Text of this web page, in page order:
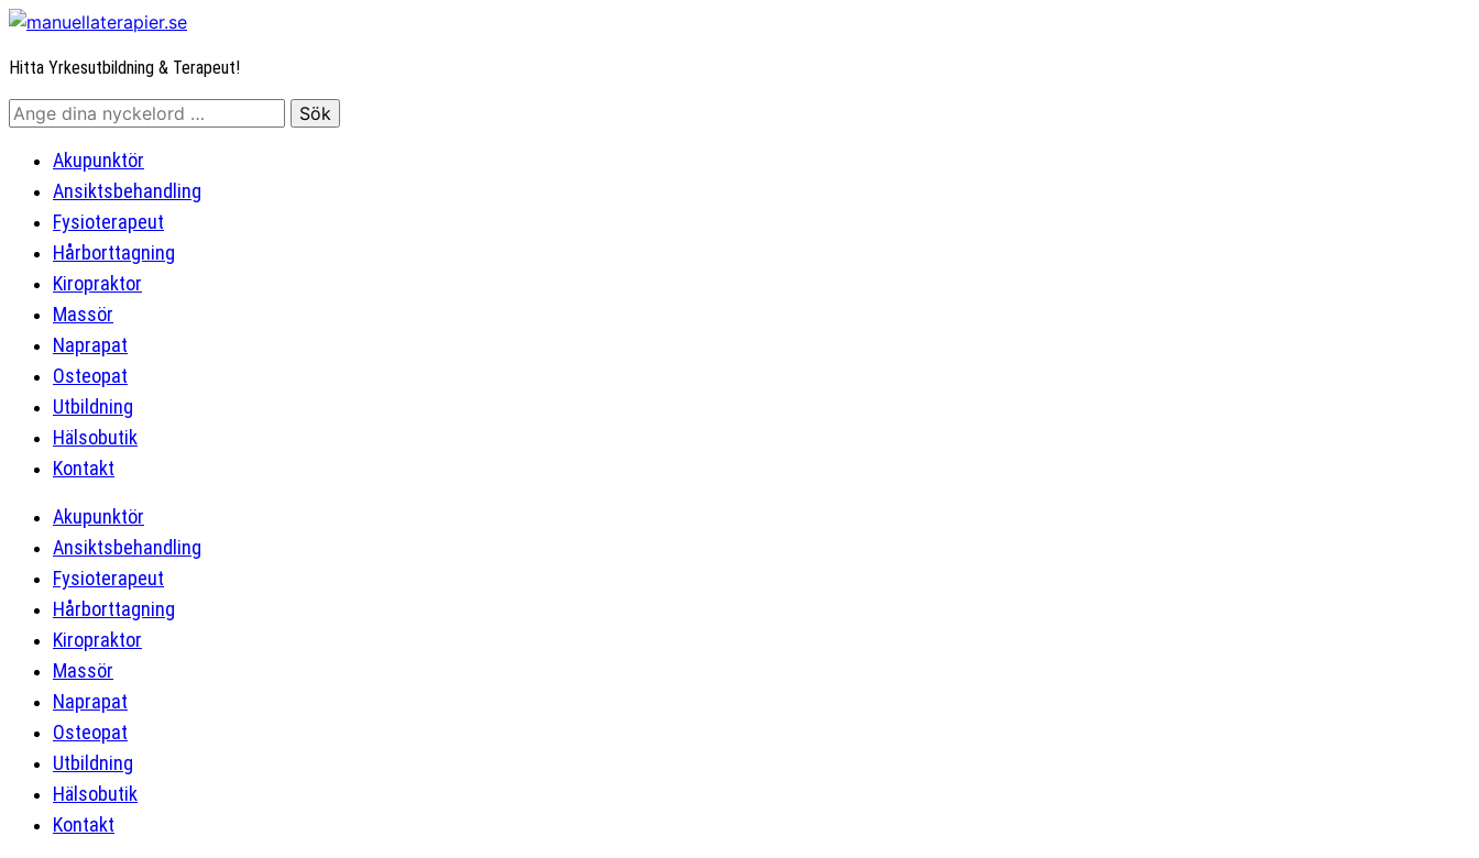
Hitta Yrkesutbildning & Terapeut!
Akupunktör
Ansiktsbehandling
Fysioterapeut
Hårborttagning
Kiropraktor
Massör
Naprapat
Osteopat
Utbildning
Hälsobutik
Kontakt
Akupunktör
Ansiktsbehandling
Fysioterapeut
Hårborttagning
Kiropraktor
Massör
Naprapat
Osteopat
Utbildning
Hälsobutik
Kontakt